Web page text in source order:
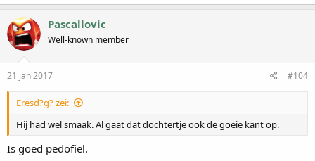
Pascallovic
Well-known member
21 jan 2017 #104
Eresd?g? zei:
Hij had wel smaak. Al gaat dat dochtertje ook de goeie kant op.
Is goed pedofiel.